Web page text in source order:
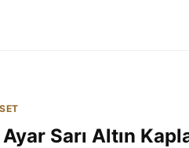
Ayar Sarı Altın